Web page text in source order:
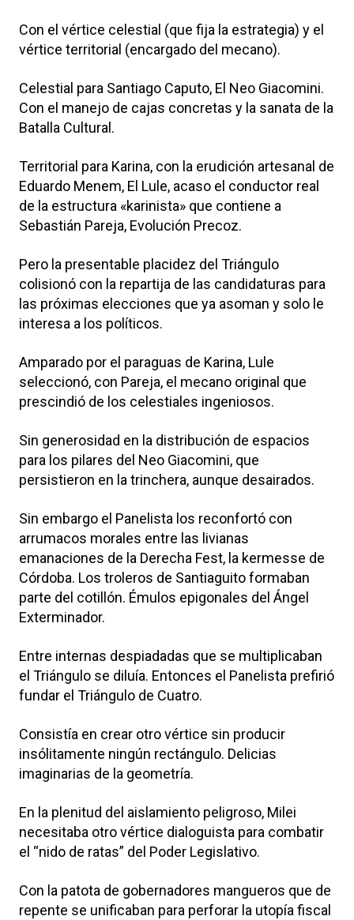
Con el vértice celestial (que fija la estrategia) y el
vértice territorial (encargado del mecano).
Celestial para Santiago Caputo, El Neo Giacomini.
Con el manejo de cajas concretas y la sanata de la
Batalla Cultural.
Territorial para Karina, con la erudición artesanal de
Eduardo Menem, El Lule, acaso el conductor real
de la estructura «karinista» que contiene a
Sebastián Pareja, Evolución Precoz.
Pero la presentable placidez del Triángulo
colisionó con la repartija de las candidaturas para
las próximas elecciones que ya asoman y solo le
interesa a los políticos.
Amparado por el paraguas de Karina, Lule
seleccionó, con Pareja, el mecano original que
prescindió de los celestiales ingeniosos.
Sin generosidad en la distribución de espacios
para los pilares del Neo Giacomini, que
persistieron en la trinchera, aunque desairados.
Sin embargo el Panelista los reconfortó con
arrumacos morales entre las livianas
emanaciones de la Derecha Fest, la kermesse de
Córdoba. Los troleros de Santiaguito formaban
parte del cotillón. Émulos epigonales del Ángel
Exterminador.
Entre internas despiadadas que se multiplicaban
el Triángulo se diluía. Entonces el Panelista prefirió
fundar el Triángulo de Cuatro.
Consistía en crear otro vértice sin producir
insólitamente ningún rectángulo. Delicias
imaginarias de la geometría.
En la plenitud del aislamiento peligroso, Milei
necesitaba otro vértice dialoguista para combatir
el “nido de ratas” del Poder Legislativo.
Con la patota de gobernadores mangueros que de
repente se unificaban para perforar la utopía fiscal